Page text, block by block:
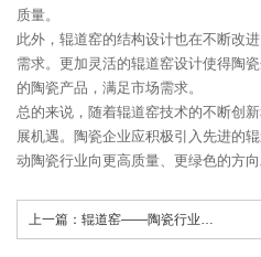
质量。
此外，辊道窑的结构设计也在不断改
需求。更加灵活的辊道窑设计使得陶
的陶瓷产品，满足市场需求。
总的来说，随着辊道窑技术的不断创
展机遇。陶瓷企业应积极引入先进的
动陶瓷行业向更高质量、更绿色的方向
上一篇： 辊道窑——陶瓷行业高效生产利器